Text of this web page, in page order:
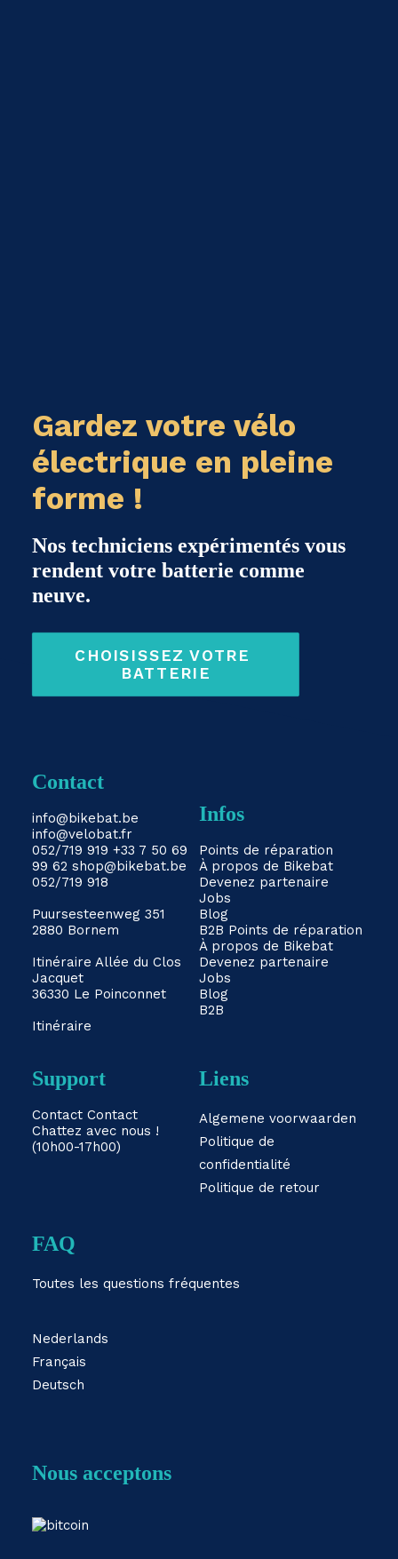
Gardez votre vélo
électrique en pleine
forme !
Nos techniciens expérimentés vous
rendent votre batterie comme
neuve.
CHOISISSEZ VOTRE
BATTERIE
Contact
info@bikebat.be
info@velobat.fr
052/719 919 +33 7 50 69
99 62 shop@bikebat.be
052/719 918
Puursesteenweg 351
2880 Bornem
Itinéraire Allée du Clos
Jacquet
36330 Le Poinconnet
Itinéraire
Infos
Points de réparation
À propos de Bikebat
Devenez partenaire
Jobs
Blog
B2B Points de réparation
À propos de Bikebat
Devenez partenaire
Jobs
Blog
B2B
Support
Contact Contact
Chattez avec nous !
(10h00-17h00)
Liens
Algemene voorwaarden
Politique de
confidentialité
Politique de retour
FAQ
Toutes les questions fréquentes
Nederlands
Français
Deutsch
Nous acceptons